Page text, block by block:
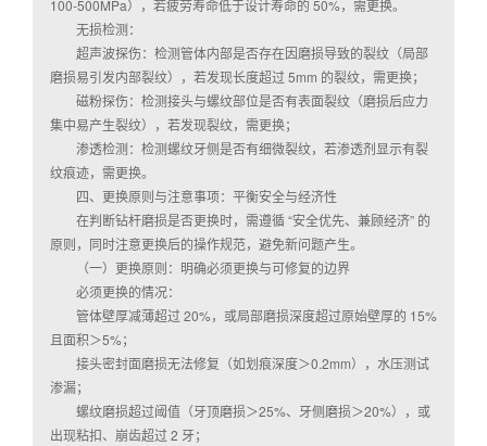
100-500MPa），若疲劳寿命低于设计寿命的 50%，需更换。
无损检测：
超声波探伤：检测管体内部是否存在因磨损导致的裂纹（局部
磨损易引发内部裂纹），若发现长度超过 5mm 的裂纹，需更换；
磁粉探伤：检测接头与螺纹部位是否有表面裂纹（磨损后应力
集中易产生裂纹），若发现裂纹，需更换；
渗透检测：检测螺纹牙侧是否有细微裂纹，若渗透剂显示有裂
纹痕迹，需更换。
四、更换原则与注意事项：平衡安全与经济性
在判断钻杆磨损是否更换时，需遵循 “安全优先、兼顾经济” 的
原则，同时注意更换后的操作规范，避免新问题产生。
（一）更换原则：明确必须更换与可修复的边界
必须更换的情况：
管体壁厚减薄超过 20%，或局部磨损深度超过原始壁厚的 15%
且面积＞5%；
接头密封面磨损无法修复（如划痕深度＞0.2mm），水压测试
渗漏；
螺纹磨损超过阈值（牙顶磨损＞25%、牙侧磨损＞20%），或
出现粘扣、崩齿超过 2 牙；